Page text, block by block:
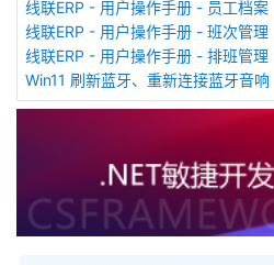
线联ERP - 用户操作手册 - 员工档案
线联ERP - 用户操作手册 - 班次管理
线联ERP - 用户操作手册 - 排班管理
Win11 刷新蓝牙、重新连接蓝牙音响